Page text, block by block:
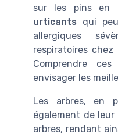
sur les pins en
urticants qui
allergiques
respiratoires chez
Comprendre
envisager les
Les arbres, en
également de
arbres, rendant